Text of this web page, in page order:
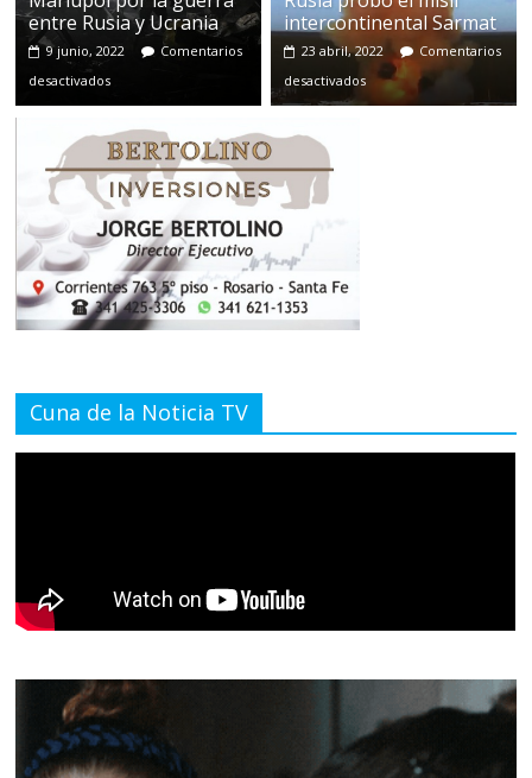
entre Rusia y Ucrania
9 junio, 2022
Comentarios
desactivados
intercontinental Sarmat
23 abril, 2022
Comentarios
desactivados
Cuna de la Noticia TV